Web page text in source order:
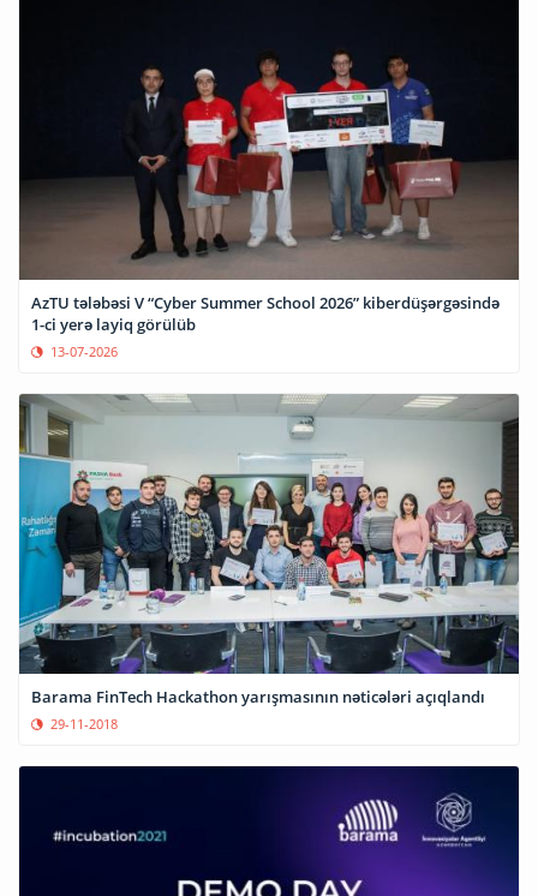
AzTU tələbəsi V “Cyber Summer School 2026” kiberdüşərgəsində
1-ci yerə layiq görülüb
13-07-2026
Barama FinTech Hackathon yarışmasının nəticələri açıqlandı
29-11-2018